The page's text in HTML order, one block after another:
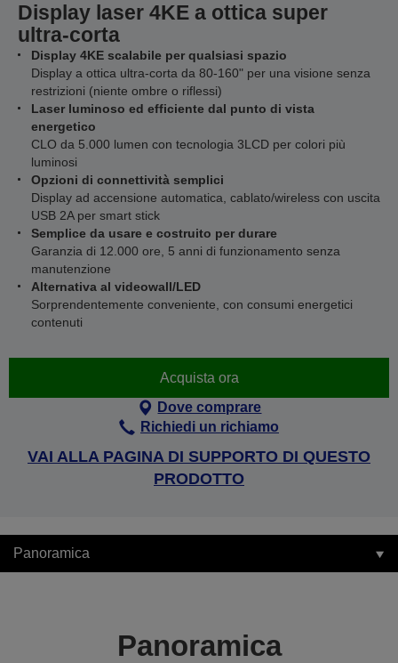
Display laser 4KE a ottica super
ultra-corta
Display 4KE scalabile per qualsiasi spazio
Display a ottica ultra-corta da 80-160" per una visione senza
restrizioni (niente ombre o riflessi)
Laser luminoso ed efficiente dal punto di vista
energetico
CLO da 5.000 lumen con tecnologia 3LCD per colori più
luminosi
Opzioni di connettività semplici
Display ad accensione automatica, cablato/wireless con uscita
USB 2A per smart stick
Semplice da usare e costruito per durare
Garanzia di 12.000 ore, 5 anni di funzionamento senza
manutenzione
Alternativa al videowall/LED
Sorprendentemente conveniente, con consumi energetici
contenuti
Acquista ora
Dove comprare
Richiedi un richiamo
VAI ALLA PAGINA DI SUPPORTO DI QUESTO
PRODOTTO
Panoramica
Panoramica